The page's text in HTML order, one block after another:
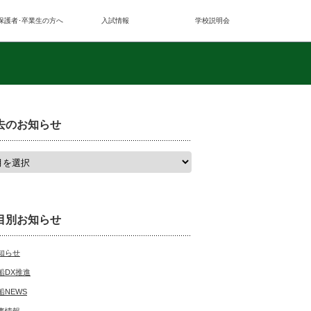
護者･卒業生の方へ 入試情報 学校説明会
のお知らせ
別お知らせ
らせ
DX推進
NEWS